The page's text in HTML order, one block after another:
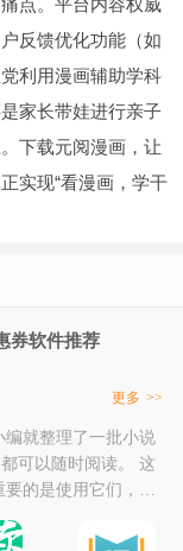
点。平台内容权威
反馈优化功能（如
利用漫画辅助学科
家长带娃进行亲子
下载元阅漫画，让
实现“看漫画，学干
券软件推荐
更多 >>
就整理了一批小说
可以随时阅读。 这
的是使用它们，不
生必备看小说软件